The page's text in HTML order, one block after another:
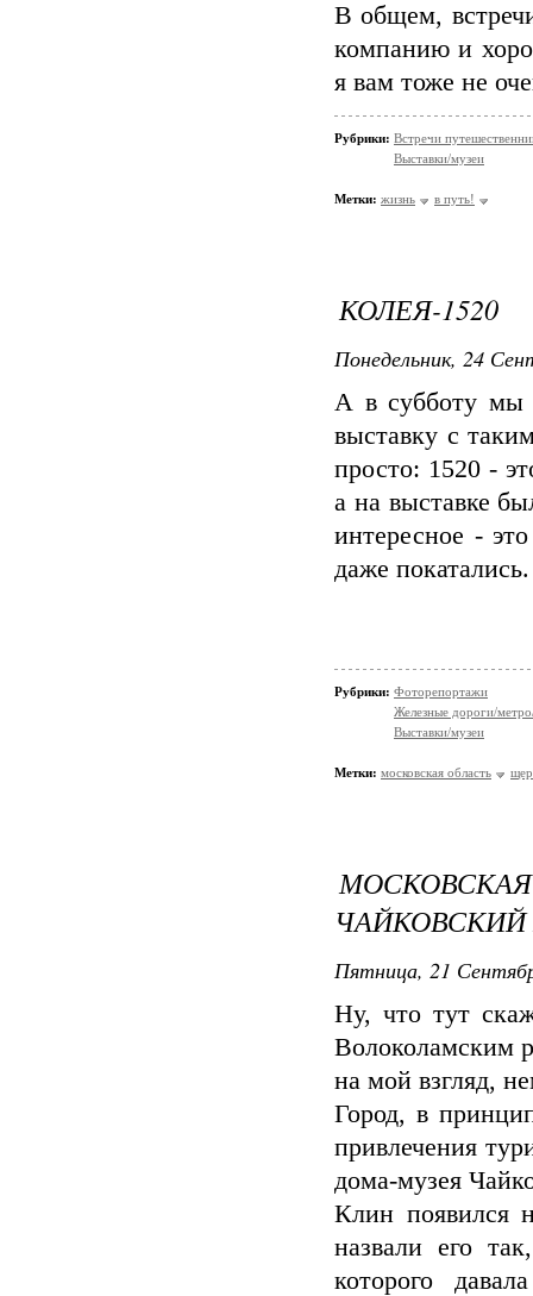
В общем,
компанию и
я вам тоже не
Рубрики: Встречи
Выставки/музеи
Метки: жизнь в путь!
КОЛЕЯ-1520
Понедельник, 24
А в субботу
выставку с
просто: 1520 -
а на выставке
интересное -
даже
Рубрики: Фоторепортажи
Железные дороги/
Выставки/музеи
Метки: московская область
ЧАЙКОВСКИЙ
Пятница, 21
Ну, что тут
Волоколамским
на мой взгляд,
Город, в
привлечения
дома-музея
Клин появился
назвали его
которого